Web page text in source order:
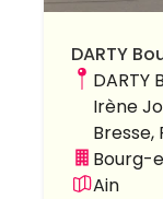
DARTY
DARTY
Irène
Bresse,
Bourg-
Ain